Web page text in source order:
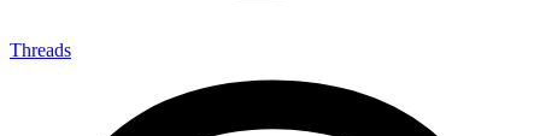
Threads